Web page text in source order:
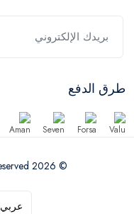
طرق الدفع
© 2026 Kza Meeza. All Rights Reserved
عربي